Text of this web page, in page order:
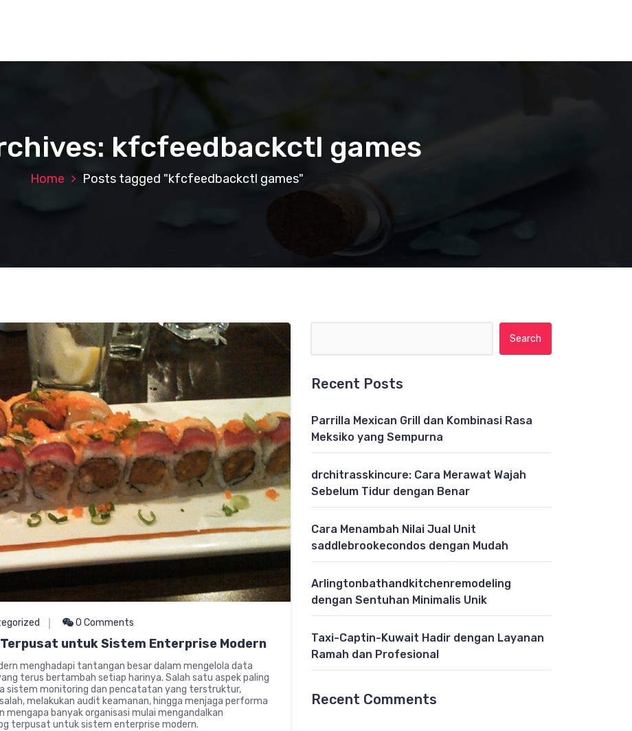
kfcfeedbackctl games
Home Posts tagged "kfcfeedbackctl games"
0 Comments
untuk Sistem Enterprise Modern
menghadapi tantangan besar dalam mengelola data
terus bertambah setiap harinya. Salah satu aspek paling
sistem monitoring dan pencatatan yang terstruktur,
melakukan audit keamanan, hingga menjaga performa
banyak organisasi mulai mengandalkan
terpusat untuk sistem enterprise modern.
Recent Posts
Parrilla Mexican Grill dan Kombinasi Rasa
Meksiko yang Sempurna
drchitrasskincure: Cara Merawat Wajah
Sebelum Tidur dengan Benar
Cara Menambah Nilai Jual Unit
saddlebrookecondos dengan Mudah
Arlingtonbathandkitchenremodeling
dengan Sentuhan Minimalis Unik
Taxi-Captin-Kuwait Hadir dengan Layanan
Ramah dan Profesional
Recent Comments